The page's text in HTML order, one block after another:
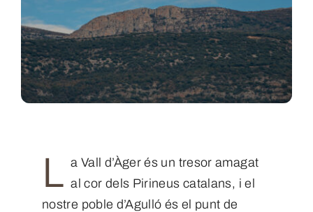
L a Vall d’Àger és un tresor amagat
al cor dels Pirineus catalans, i el
nostre poble d’Agulló és el punt de